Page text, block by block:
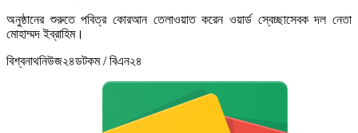
অনুষ্ঠানের শুরুতে পবিত্র কোরআন তেলাওয়াত করেন ওয়ার্ড স্বেচ্ছাসেবক দল নেতা
মোহাম্মদ ইব্রাহিম।
বিশ্বনাথনিউজ২৪ডটকম / বিএন২৪